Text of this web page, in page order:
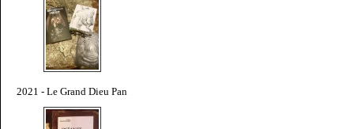
2021 - Le Grand Dieu Pan